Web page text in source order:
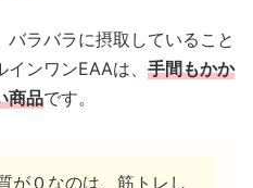
ラバラに摂取していること
ンワンEAAは、 手間もかか
商品です。
が０なのは、筋トレし